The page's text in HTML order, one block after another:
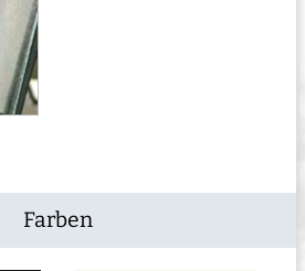
Farben